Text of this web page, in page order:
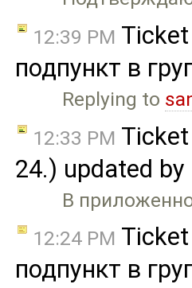
12:39 PM Ticket
подпункт в
Replying to
12:33 PM Ticket
24.) updated by
В
12:24 PM Ticket
подпункт в